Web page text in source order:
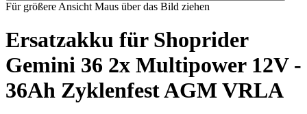
Für größere Ansicht Maus über das Bild ziehen
Ersatzakku für Shoprider
Gemini 36 2x Multipower 12V -
36Ah Zyklenfest AGM VRLA